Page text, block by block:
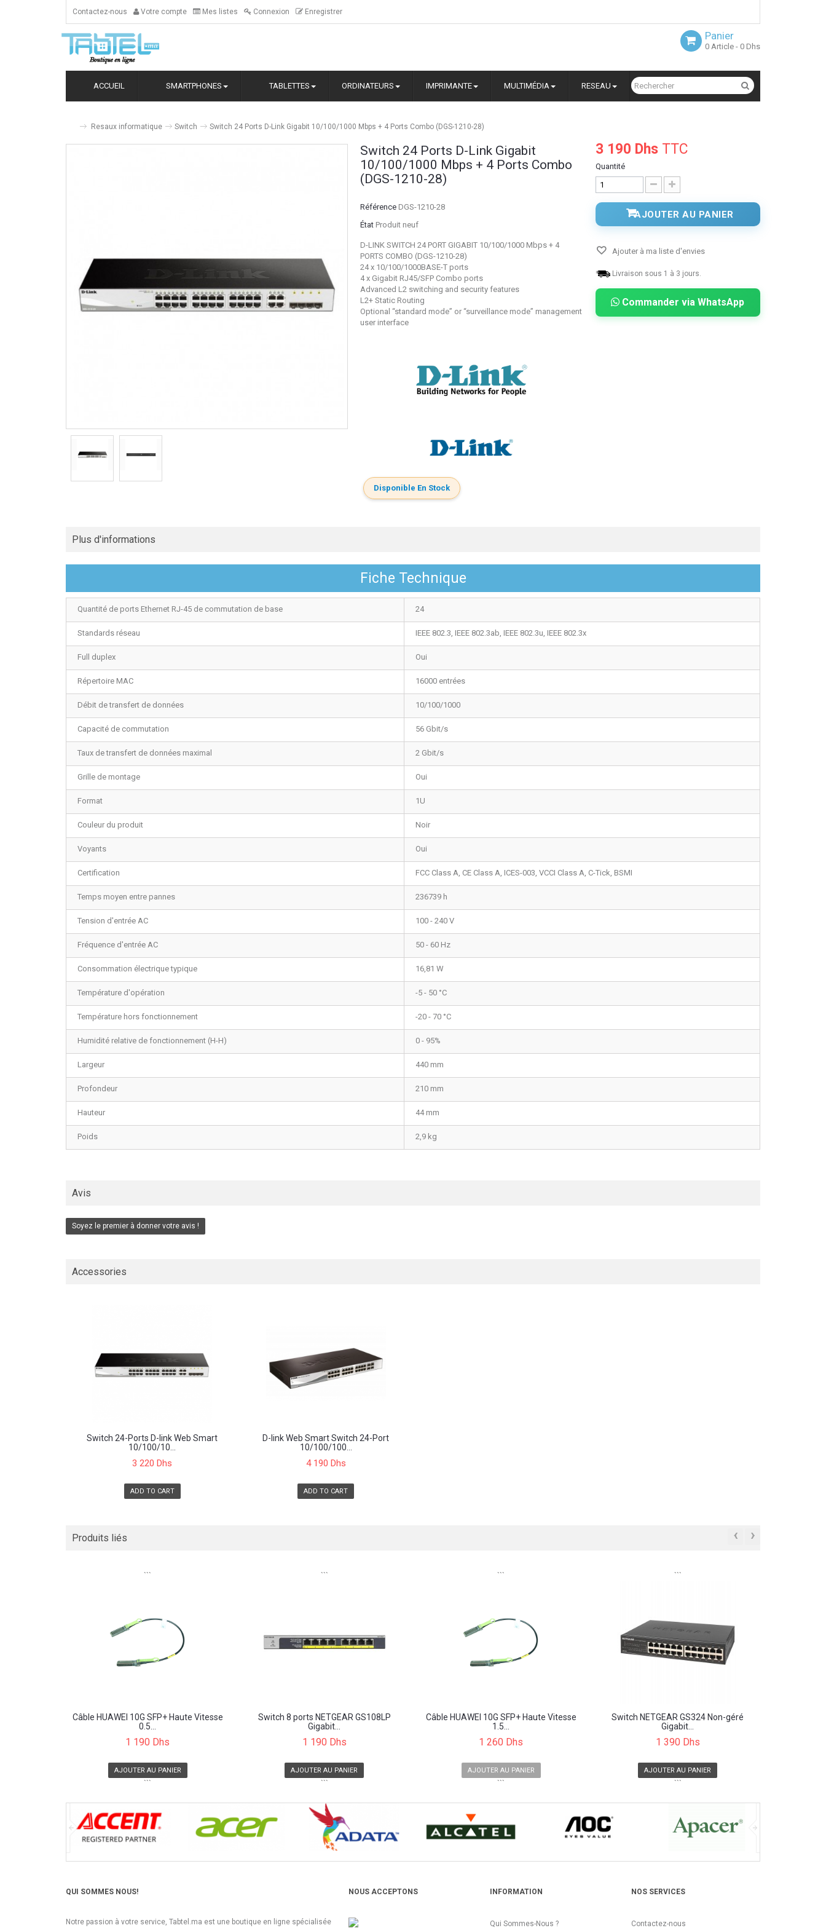
Contactez-nous Votre compte Mes listes Connexion Enregistrer
Panier
0 Article - 0 Dhs
ACCUEIL SMARTPHONES TABLETTES ORDINATEURS IMPRIMANTE MULTIMÉDIA RESEAU
Resaux informatique Switch Switch 24 Ports D-Link Gigabit 10/100/1000 Mbps + 4 Ports Combo (DGS-1210-28)
Switch 24 Ports D-Link Gigabit
10/100/1000 Mbps + 4 Ports Combo
(DGS-1210-28)
Référence DGS-1210-28
État Produit neuf
D-LINK SWITCH 24 PORT GIGABIT 10/100/1000 Mbps + 4
PORTS COMBO (DGS-1210-28)
24 x 10/100/1000BASE-T ports
4 x Gigabit RJ45/SFP Combo ports
Advanced L2 switching and security features
L2+ Static Routing
Optional “standard mode” or “surveillance mode” management
user interface
Disponible En Stock
3 190 Dhs TTC
Quantité
AJOUTER AU PANIER
Ajouter à ma liste d'envies
Livraison sous 1 à 3 jours.
Commander via WhatsApp
Plus d'informations
Fiche Technique
Quantité de ports Ethernet RJ-45 de commutation de base 24
Standards réseau IEEE 802.3, IEEE 802.3ab, IEEE 802.3u, IEEE 802.3x
Full duplex Oui
Répertoire MAC 16000 entrées
Débit de transfert de données 10/100/1000
Capacité de commutation 56 Gbit/s
Taux de transfert de données maximal 2 Gbit/s
Grille de montage Oui
Format 1U
Couleur du produit Noir
Voyants Oui
Certification FCC Class A, CE Class A, ICES-003, VCCI Class A, C-Tick, BSMI
Temps moyen entre pannes 236739 h
Tension d'entrée AC 100 - 240 V
Fréquence d'entrée AC 50 - 60 Hz
Consommation électrique typique 16,81 W
Température d'opération -5 - 50 °C
Température hors fonctionnement -20 - 70 °C
Humidité relative de fonctionnement (H-H) 0 - 95%
Largeur 440 mm
Profondeur 210 mm
Hauteur 44 mm
Poids 2,9 kg
Avis
Soyez le premier à donner votre avis !
Accessories
Switch 24-Ports D-link Web Smart
10/100/10...
3 220 Dhs
ADD TO CART
D-link Web Smart Switch 24-Port
10/100/100...
4 190 Dhs
ADD TO CART
Produits liés ‹ ›
```
Câble HUAWEI 10G SFP+ Haute Vitesse
0.5...
1 190 Dhs
AJOUTER AU PANIER
```
```
Switch 8 ports NETGEAR GS108LP
Gigabit...
1 190 Dhs
AJOUTER AU PANIER
```
```
Câble HUAWEI 10G SFP+ Haute Vitesse
1.5...
1 260 Dhs
AJOUTER AU PANIER
```
```
Switch NETGEAR GS324 Non-géré
Gigabit...
1 390 Dhs
AJOUTER AU PANIER
```
QUI SOMMES NOUS!
Notre passion à votre service, Tabtel.ma est une boutique en ligne spécialisée
NOUS ACCEPTONS INFORMATION
Qui Sommes-Nous ?
NOS SERVICES
Contactez-nous